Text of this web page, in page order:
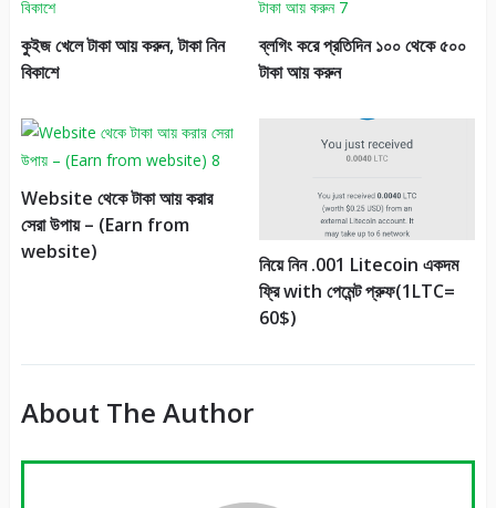
কুইজ খেলে টাকা আয় করুন, টাকা নিন
বিকাশে
ব্লগিং করে প্রতিদিন ১০০ থেকে ৫০০
টাকা আয় করুন
Website থেকে টাকা আয় করার
সেরা উপায় – (Earn from
website)
নিয়ে নিন .001 Litecoin একদম
ফ্রি with পেমেন্ট প্রুফ(1LTC=
60$)
About The Author